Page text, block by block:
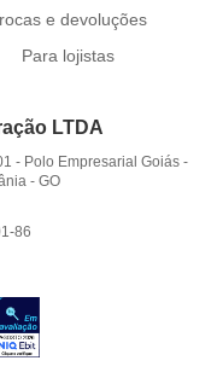
e devoluções
Para lojistas
LTDA
- Polo Empresarial Goiás -
- GO
86